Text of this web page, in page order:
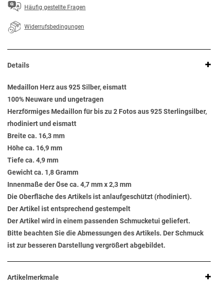
Häufig gestellte Fragen
Widerrufsbedingungen
Details
Medaillon Herz aus 925 Silber, eismatt
100% Neuware und ungetragen
Herzförmiges Medaillon für bis zu 2 Fotos aus 925 Sterlingsilber,
rhodiniert und eismatt
Breite ca. 16,3 mm
Höhe ca. 16,9 mm
Tiefe ca. 4,9 mm
Gewicht ca. 1,8 Gramm
Innenmaße der Öse ca. 4,7 mm x 2,3 mm
Die Oberfläche des Artikels ist anlaufgeschützt (rhodiniert).
Der Artikel ist entsprechend gestempelt
Der Artikel wird in einem passenden Schmucketui geliefert.
Bitte beachten Sie die Abmessungen des Artikels. Der Schmuck
ist zur besseren Darstellung vergrößert abgebildet.
Artikelmerkmale